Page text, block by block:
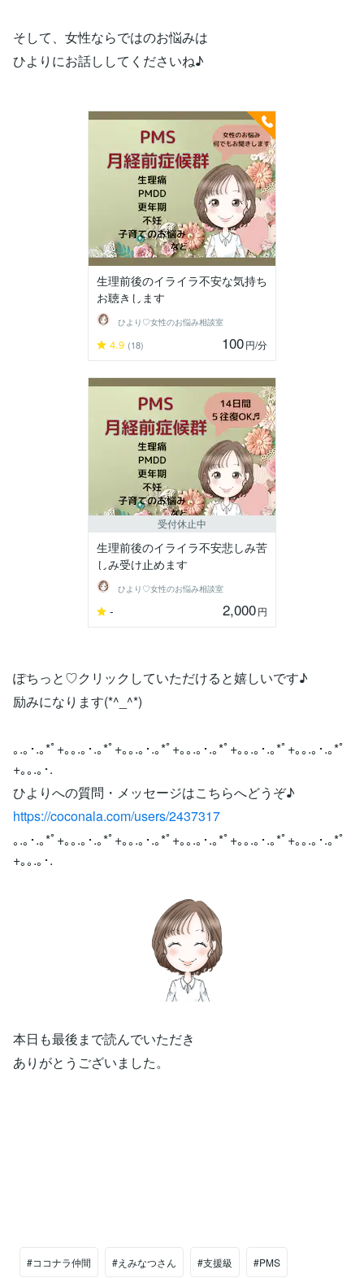
そして、女性ならではのお悩みは
ひよりにお話ししてくださいね♪
生理前後のイライラ不安な気持ち
お聴きします
ひより♡女性のお悩み相談室
4.9 (18) 100円/分
受付休止中
生理前後のイライラ不安悲しみ苦
しみ受け止めます
ひより♡女性のお悩み相談室
- 2,000円
ぽちっと♡クリックしていただけると嬉しいです♪
励みになります(*^_^*)
｡.｡･.｡*ﾟ+｡｡.｡･.｡*ﾟ+｡｡.｡･.｡*ﾟ+｡｡.｡･.｡*ﾟ+｡｡.｡･.｡*ﾟ+｡｡.｡･.｡*ﾟ
+｡｡.｡･.
ひよりへの質問・メッセージはこちらへどうぞ♪
https://coconala.com/users/2437317
｡.｡･.｡*ﾟ+｡｡.｡･.｡*ﾟ+｡｡.｡･.｡*ﾟ+｡｡.｡･.｡*ﾟ+｡｡.｡･.｡*ﾟ+｡｡.｡･.｡*ﾟ
+｡｡.｡･.
本日も最後まで読んでいただき
ありがとうございました。
#ココナラ仲間 #えみなつさん #支援級 #PMS